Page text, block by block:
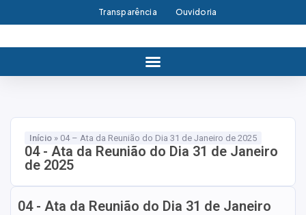
Transparência Ouvidoria
Início » 04 – Ata da Reunião do Dia 31 de Janeiro de 2025
04 - Ata da Reunião do Dia 31 de Janeiro
de 2025
04 - Ata da Reunião do Dia 31 de Janeiro